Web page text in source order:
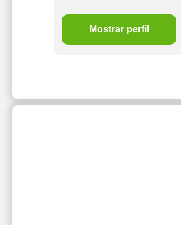
Mostrar perfil